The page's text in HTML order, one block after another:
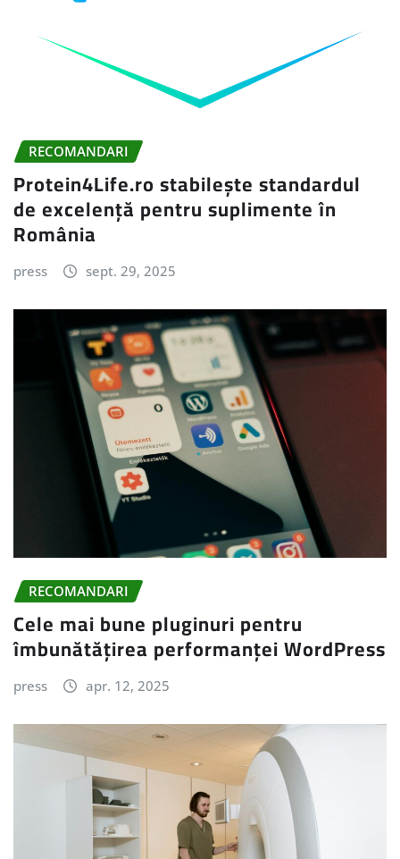
RECOMANDARI
Protein4Life.ro stabilește standardul
de excelență pentru suplimente în
România
press sept. 29, 2025
RECOMANDARI
Cele mai bune pluginuri pentru
îmbunătățirea performanței WordPress
press apr. 12, 2025